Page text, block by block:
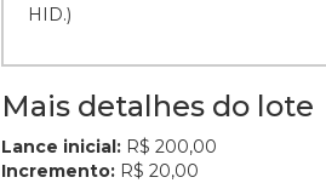
HID.)
Mais detalhes do lote
Lance inicial: R$ 200,00
Incremento: R$ 20,00